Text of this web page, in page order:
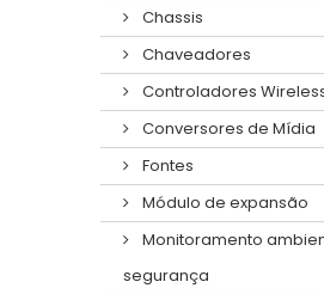
Chassis
Chaveadores
Controladores
Conversores de Mídia
Fontes
Módulo de expansão
Monitoramento
segurança